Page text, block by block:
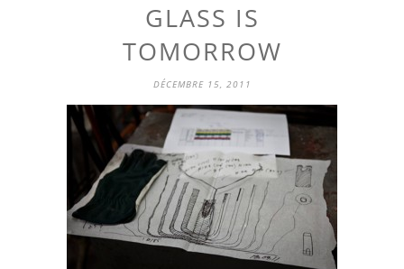
GLASS IS
TOMORROW
DÉCEMBRE 15, 2011